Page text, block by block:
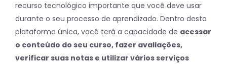
recurso tecnológico importante que você deve usar
durante o seu processo de aprendizado. Dentro desta
plataforma única, você terá a capacidade de acessar
o conteúdo do seu curso, fazer avaliações,
verificar suas notas e utilizar vários serviços